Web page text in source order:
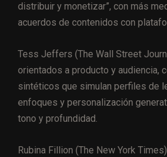
distribuir y monetizar”, con más
acuerdos de contenidos con
Tess Jeffers (The Wall Street
orientados a producto y audiencia,
sintéticos que simulan perfiles de
enfoques y personalización
tono y profundidad.
Rubina Fillion (The New York